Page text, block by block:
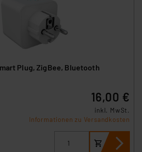
tint Smart Home Smart Plug, ZigBee, Bluetooth
16,00 €
inkl. MwSt.
Informationen zu Versandkosten